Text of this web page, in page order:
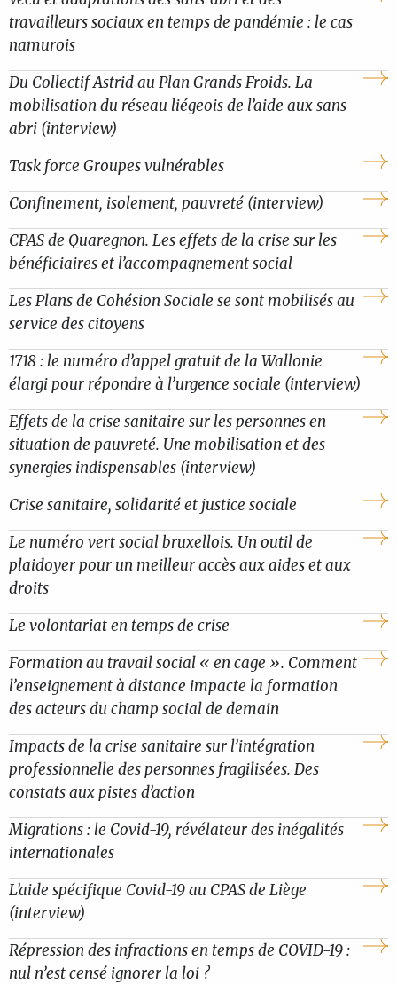
travailleurs sociaux en temps de pandémie : le cas
namurois
Du Collectif Astrid au Plan Grands Froids. La
mobilisation du réseau liégeois de l’aide aux sans-
abri (interview)
Task force Groupes vulnérables
Confinement, isolement, pauvreté (interview)
CPAS de Quaregnon. Les effets de la crise sur les
bénéficiaires et l’accompagnement social
Les Plans de Cohésion Sociale se sont mobilisés au
service des citoyens
1718 : le numéro d’appel gratuit de la Wallonie
élargi pour répondre à l’urgence sociale (interview)
Effets de la crise sanitaire sur les personnes en
situation de pauvreté. Une mobilisation et des
synergies indispensables (interview)
Crise sanitaire, solidarité et justice sociale
Le numéro vert social bruxellois. Un outil de
plaidoyer pour un meilleur accès aux aides et aux
droits
Le volontariat en temps de crise
Formation au travail social « en cage ». Comment
l’enseignement à distance impacte la formation
des acteurs du champ social de demain
Impacts de la crise sanitaire sur l’intégration
professionnelle des personnes fragilisées. Des
constats aux pistes d’action
Migrations : le Covid-19, révélateur des inégalités
internationales
L’aide spécifique Covid-19 au CPAS de Liège
(interview)
Répression des infractions en temps de COVID-19 :
nul n’est censé ignorer la loi ?